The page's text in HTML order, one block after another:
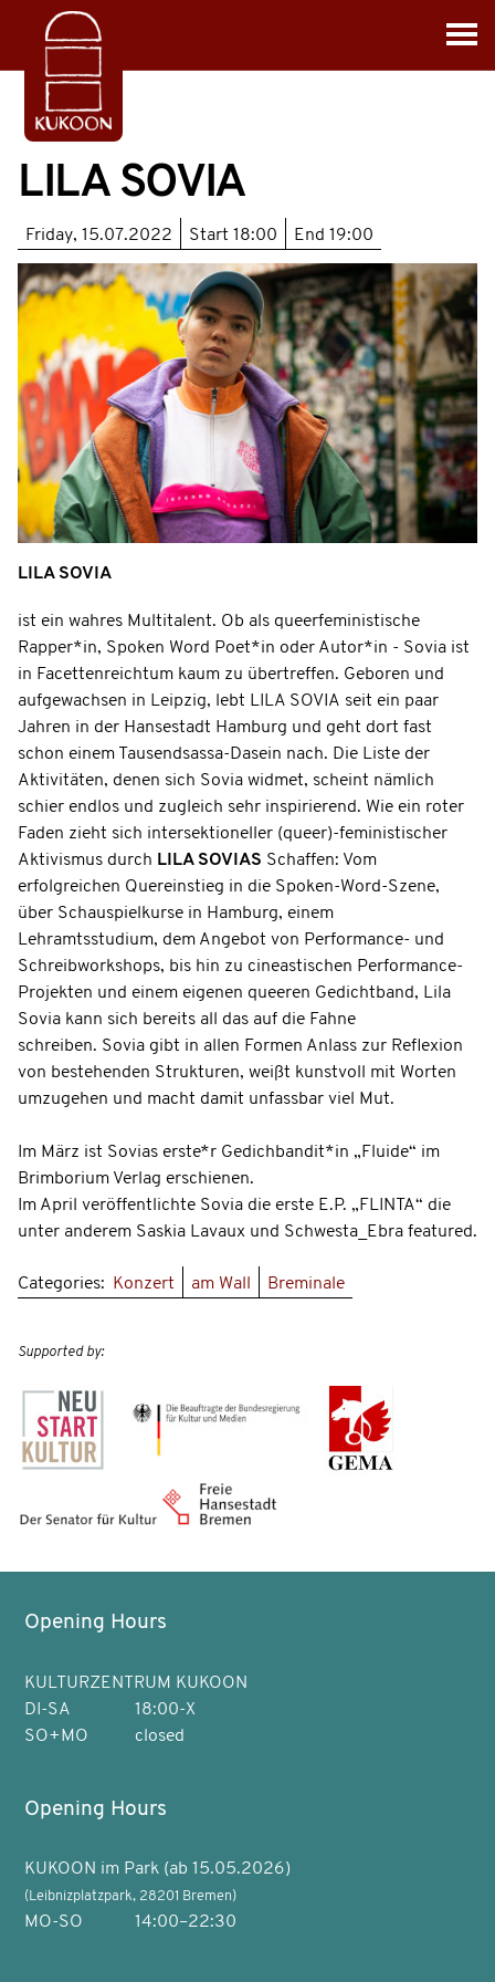
LILA SOVIA
Friday, 15.07.2022 Start 18:00 End 19:00
LILA SOVIA
ist ein wahres Multitalent. Ob als queerfeministische
Rapper*in, Spoken Word Poet*in oder Autor*in - Sovia ist
in Facettenreichtum kaum zu übertreffen. Geboren und
aufgewachsen in Leipzig, lebt LILA SOVIA seit ein paar
Jahren in der Hansestadt Hamburg und geht dort fast
schon einem Tausendsassa-Dasein nach. Die Liste der
Aktivitäten, denen sich Sovia widmet, scheint nämlich
schier endlos und zugleich sehr inspirierend. Wie ein roter
Faden zieht sich intersektioneller (queer)-feministischer
Aktivismus durch LILA SOVIAS Schaffen: Vom
erfolgreichen Quereinstieg in die Spoken-Word-Szene,
über Schauspielkurse in Hamburg, einem
Lehramtsstudium, dem Angebot von Performance- und
Schreibworkshops, bis hin zu cineastischen Performance-
Projekten und einem eigenen queeren Gedichtband, Lila
Sovia kann sich bereits all das auf die Fahne
schreiben. Sovia gibt in allen Formen Anlass zur Reflexion
von bestehenden Strukturen, weißt kunstvoll mit Worten
umzugehen und macht damit unfassbar viel Mut.
Im März ist Sovias erste*r Gedichbandit*in „Fluide“ im
Brimborium Verlag erschienen.
Im April veröffentlichte Sovia die erste E.P. „FLINTA“ die
unter anderem Saskia Lavaux und Schwesta_Ebra featured.
Categories: Konzert am Wall Breminale
Supported by:
Opening Hours
KULTURZENTRUM KUKOON
DI-SA
18:00-X
SO+MO
closed
Opening Hours
KUKOON im Park (ab 15.05.2026)
(Leibnizplatzpark, 28201 Bremen)
MO-SO 14:00–22:30